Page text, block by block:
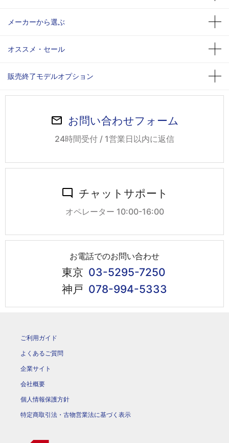
メーカーから選ぶ
オススメ・セール
販売終了モデルオプション
お問い合わせフォーム
24時間受付 / 1営業日以内に返信
チャットサポート
オペレーター 10:00-16:00
お電話でのお問い合わせ
東京 03-5295-7250
神戸 078-994-5333
ご利用ガイド
よくあるご質問
企業サイト
会社概要
個人情報保護方針
特定商取引法・古物営業法に基づく表示